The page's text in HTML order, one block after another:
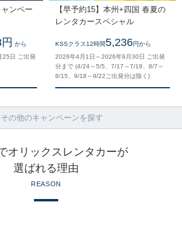
ンペー
から
25日 ご出発
【早予約15】本州+四国 春夏の
レンタカースペシャル
KSSクラス12時間5,236円から
2026年4月1日～2026年9月30日 ご出発
分まで (4/24～5/5、7/17～7/19、8/7～
8/15、9/18～9/22ご出発分は除く)
その他のキャンペーンを探す
オリックスレンタカーが
選ばれる理由
REASON